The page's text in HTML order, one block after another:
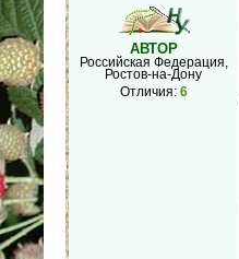
АВТОР
Российская Федерация,
Ростов-на-Дону
Отличия: 6